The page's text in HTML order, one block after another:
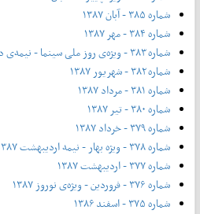
شماره ۳۸۵ - آبان ۱۳۸۷
شماره ۳۸۴ - مهر ۱۳۸۷
شماره ۳۸۳ - ویژه‌ی روز ملی سینما - نیمه‌ی دوم شهریور ۱۳۸۷
شماره ۳۸۲ - شهریور ۱۳۸۷
شماره ۳۸۱ - مرداد ۱۳۸۷
شماره ۳۸۰ - تیر ۱۳۸۷
شماره ۳۷۹ - خرداد ۱۳۸۷
شماره ۳۷۸ - ویژه بهار - نیمه‌ اردیبهشت ۱۳۸۷
شماره ۳۷۷ - اردیبهشت ۱۳۸۷
شماره ۳۷۶ - فروردین - ویژه‌ی نوروز ۱۳۸۷
شماره ۳۷۵ - اسفند ۱۳۸۶